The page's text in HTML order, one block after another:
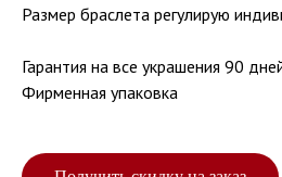
Размер браслета регулирую
Гарантия на все украшения 90
Фирменная упаковка